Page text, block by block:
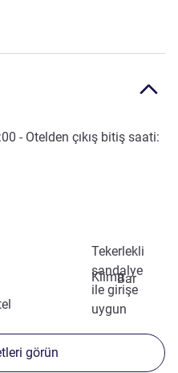
- Otelden çıkış bitiş saati:
Tekerlekli
sandalye
ile girişe
uygun
KlimaBar
görün